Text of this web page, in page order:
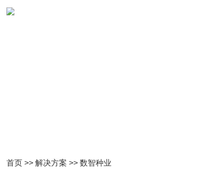
首页 >>解决方案 >>数智种业